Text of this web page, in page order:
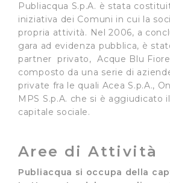
Publiacqua S.p.A. è stata
iniziativa dei Comuni in cui la
propria attività. Nel 2006, a
gara ad evidenza pubblica, è
partner privato, Acque Blu
composto da una serie di
private fra le quali Acea S.p.A.,
MPS S.p.A. che si è aggiudicato
capitale sociale.
Aree di Attività
Publiacqua si occupa della